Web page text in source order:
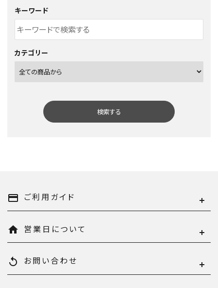
キーワード
カテゴリー
検索する
キーワード
payment ご利用ガイド
home 営業日について
replay お問い合わせ